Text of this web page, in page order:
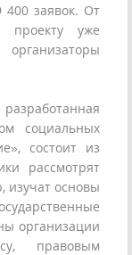
400 заявок. От
проекту уже
социальных
состоит из
рассмотрят
изучат основы
организации
правовым